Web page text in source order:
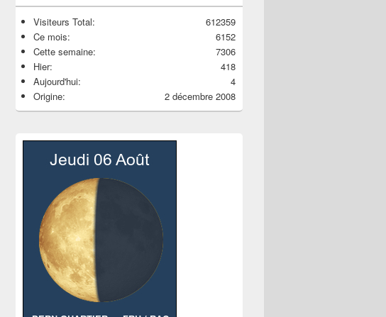
612359
Visiteurs Total:
6152
Ce mois:
7306
Cette semaine:
418
Hier:
4
Aujourd'hui:
2 décembre 2008
Origine: